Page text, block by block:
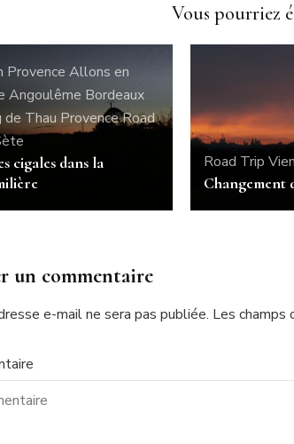
Vous pourriez
Provence Allons en
Angoulême Bordeaux
de Thau ProvenceRoad
cigales dans la
Road Trip
Changement
un commentaire
e-mail ne sera pas publiée. Les champs